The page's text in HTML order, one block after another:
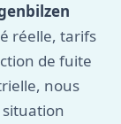
réelle, tarifs
de fuite
nous